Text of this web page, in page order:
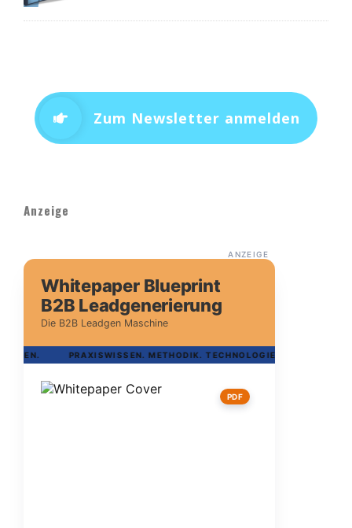
Zum Newsletter anmelden
Anzeige